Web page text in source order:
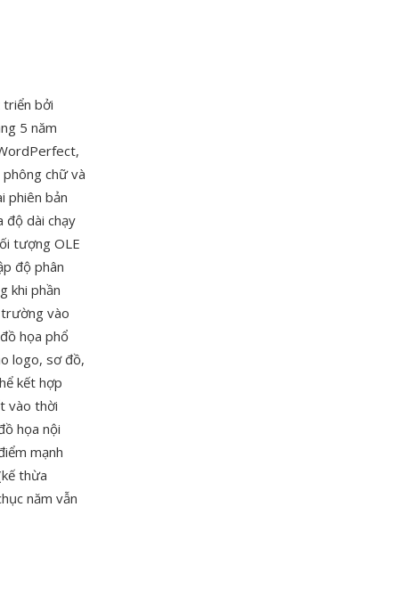
bởi
5 năm
chữ và
phiên bản
độ dài chạy
tượng OLE
độ phân
khi phần
vào
họa phổ
logo, sơ đồ,
kết hợp
vào thời
họa nội
mạnh
thừa
năm vẫn